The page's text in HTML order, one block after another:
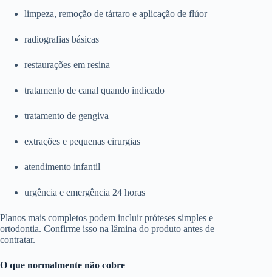
limpeza, remoção de tártaro e aplicação de flúor
radiografias básicas
restaurações em resina
tratamento de canal quando indicado
tratamento de gengiva
extrações e pequenas cirurgias
atendimento infantil
urgência e emergência 24 horas
Planos mais completos podem incluir próteses simples e
ortodontia. Confirme isso na lâmina do produto antes de
contratar.
O que normalmente não cobre